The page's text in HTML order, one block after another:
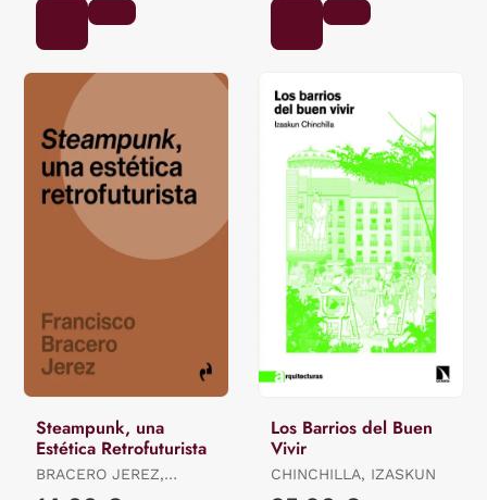
Steampunk, una
Estética Retrofuturista
BRACERO JEREZ,
Los Barrios del Buen
Vivir
CHINCHILLA, IZASKUN